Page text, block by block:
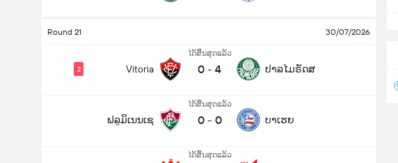
Round 21 30/07/2026
Vitoria
2
ໄດ້ສິ້ນສຸດແລ້ວ
0 - 4 ປາລໄມຣັດສ
ຟລູມິເນນເຊ
ໄດ້ສິ້ນສຸດແລ້ວ
0 - 0 ບາເຮຍ
ໄດ້ສິ້ນສຸດແລ້ວ